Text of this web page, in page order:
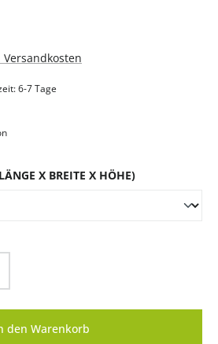
6-7 Tage
X BREITE X HÖHE) AUSWÄHLEN
Gib den gewünschten
den Warenkorb